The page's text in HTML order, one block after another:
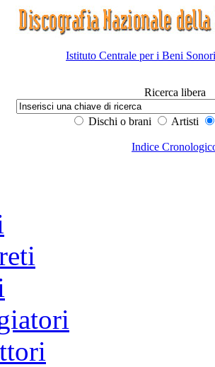
Istituto Centrale per i Beni
Ricerca libera
Dischi o brani Artisti
Indice